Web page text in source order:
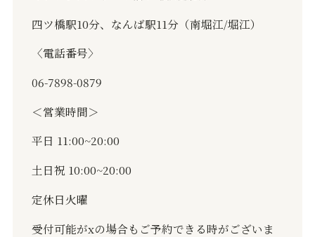
四ツ橋駅10分、なんば駅11分（南堀江/堀江）
〈電話番号〉
06-7898-0879
＜営業時間＞
平日 11:00~20:00
土日祝 10:00~20:00
定休日火曜
受付可能がxの場合もご予約できる時がございま